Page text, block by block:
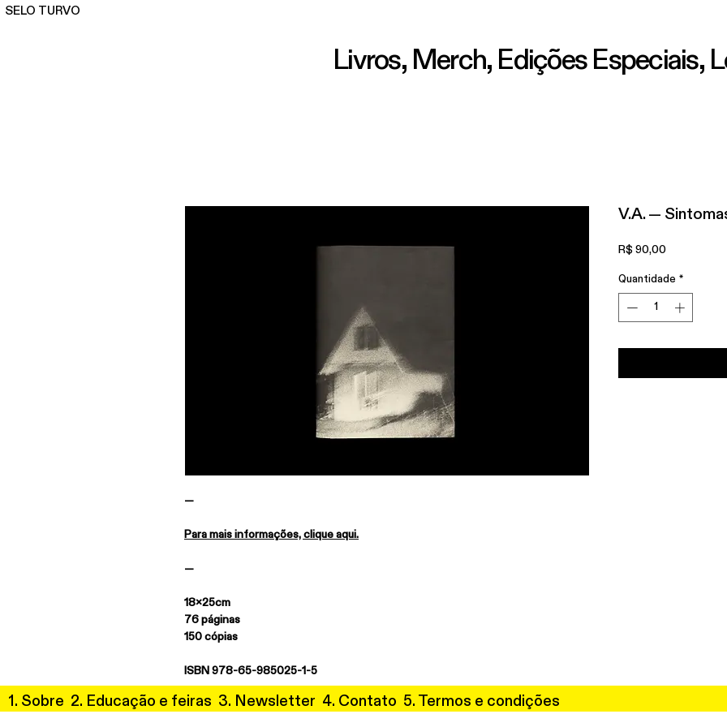
SELO TURVO
Livros, Merch, Edições Especiais,
—
Para mais informações, clique aqui.
—
18x25cm
76 páginas
150 cópias
ISBN 978-65-985025-1-5
V.A. —
R$ 90,00Preço
Quantidade *
1. Sobre 2. Educação e feiras 3. Newsletter 4. Contato 5. Termos e condições